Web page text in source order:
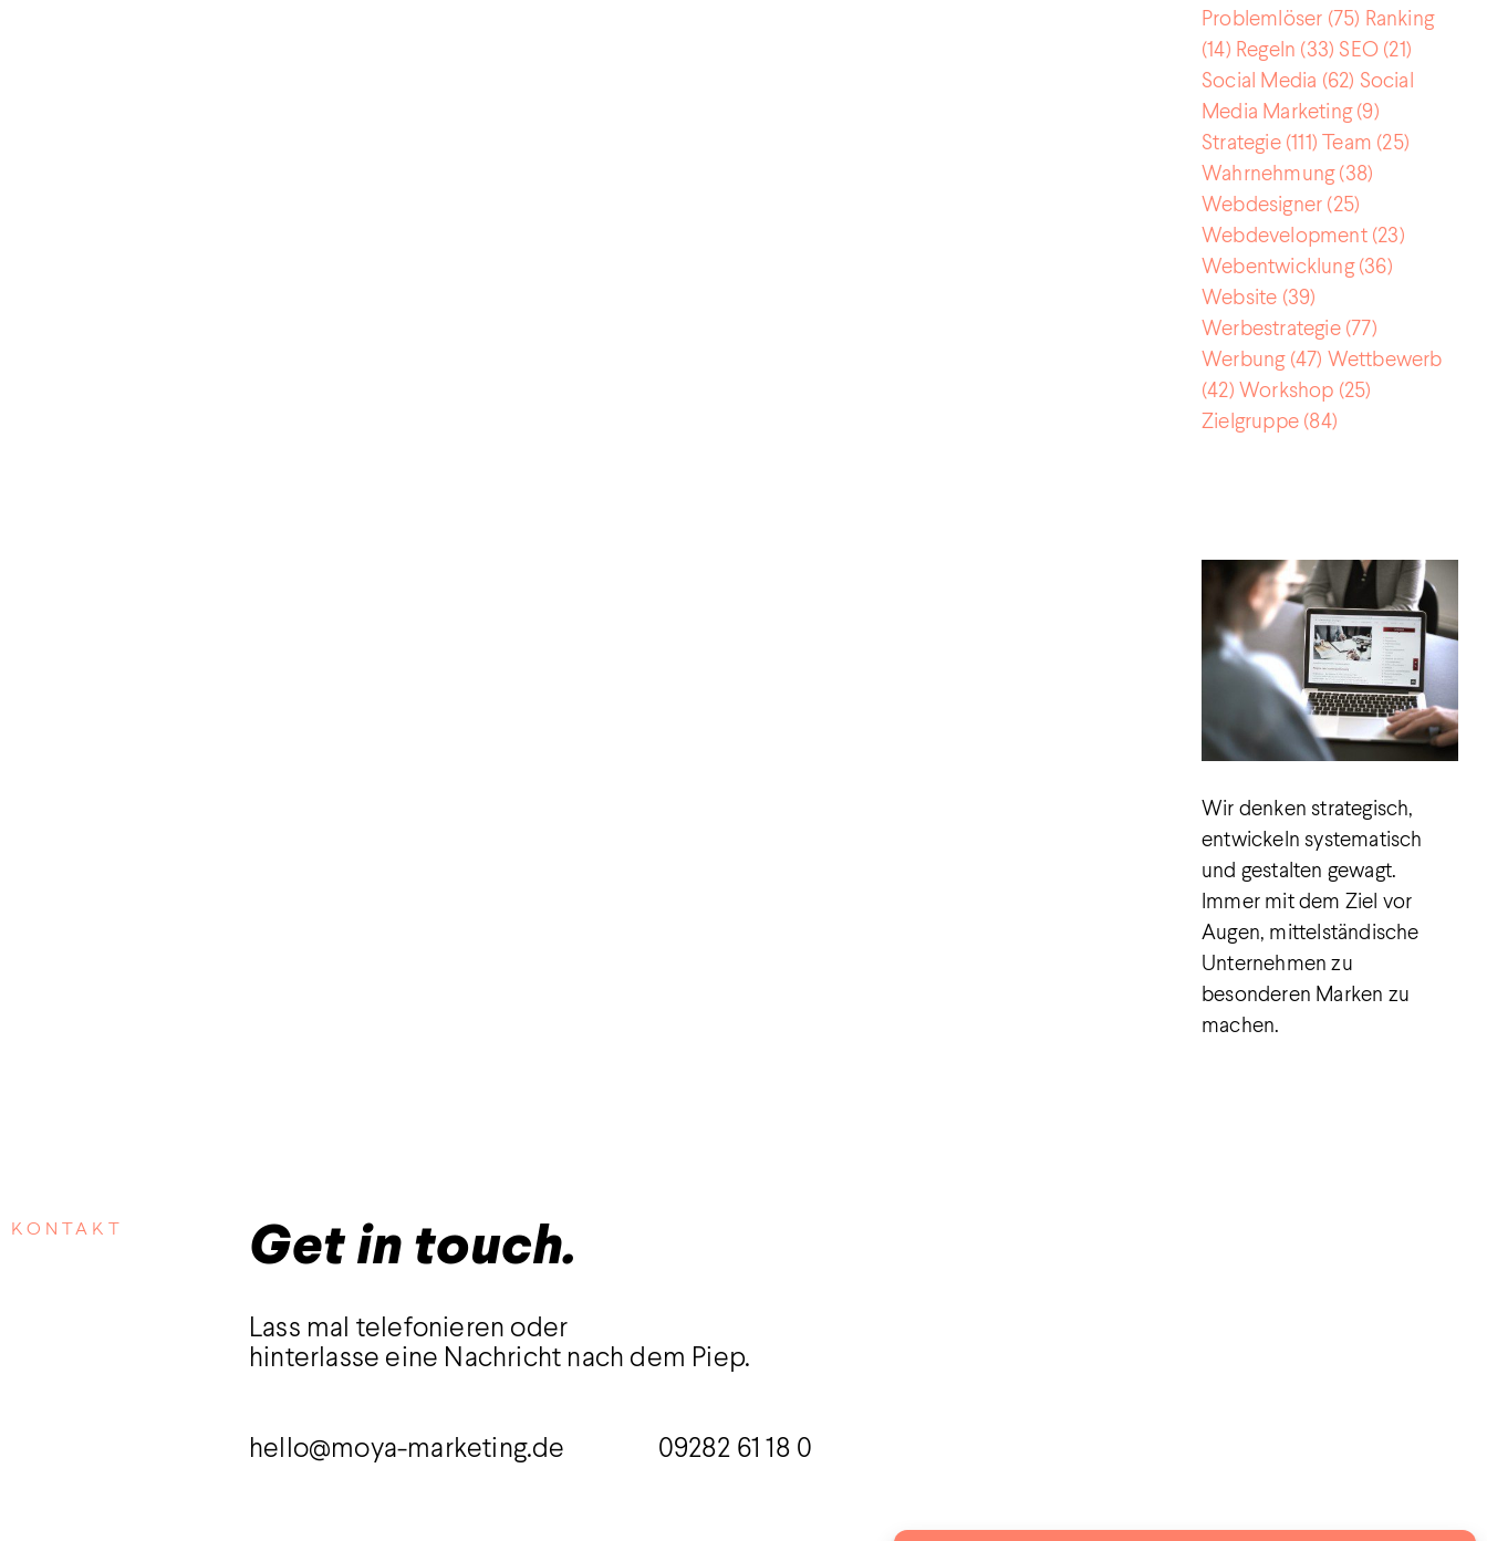
Problemlöser (75) Ranking
(14) Regeln (33) SEO (21)
Social Media (62) Social
Media Marketing(9)
Strategie(111) Team (25)
Wahrnehmung(38)
Webdesigner (25)
Webdevelopment(23)
Webentwicklung(36)
Website (39)
Werbestrategie(77)
Werbung(47) Wettbewerb
(42) Workshop (25)
Zielgruppe (84)
Wir denken strategisch,
entwickeln systematisch
und gestalten gewagt.
Immer mit dem Ziel vor
Augen, mittelständische
Unternehmen zu
besonderen Marken zu
machen.
KONTAKT Get in touch.
Lass mal telefonieren oder
hinterlasse eine Nachricht nach dem Piep.
hello@moya-marketing.de 09282 61 18 0